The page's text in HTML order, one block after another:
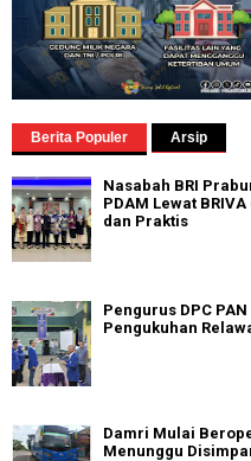
Berita Populer Arsip
Nasabah BRI
PDAM Lewat
dan Praktis
Pengurus DPC
Pengukuhan
Damri Mulai
Menunggu